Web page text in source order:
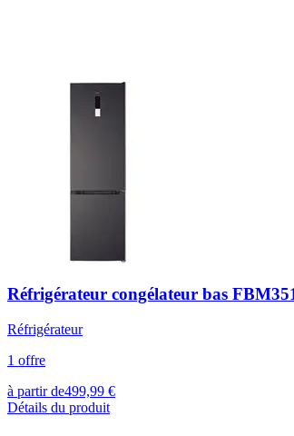
Réfrigérateur congélateur bas
Réfrigérateur
1 offre
à partir de499,99 €
Détails du produit